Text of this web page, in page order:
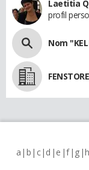
Laetitia
profil
Nom
a b c d e f g h